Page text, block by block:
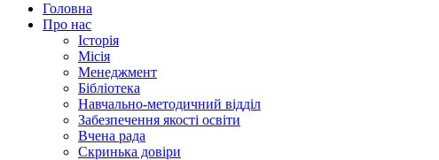
Головна
Про нас
Історія
Місія
Менеджмент
Бібліотека
Навчально-методичний відділ
Забезпечення якості освіти
Вчена рада
Скринька довіри